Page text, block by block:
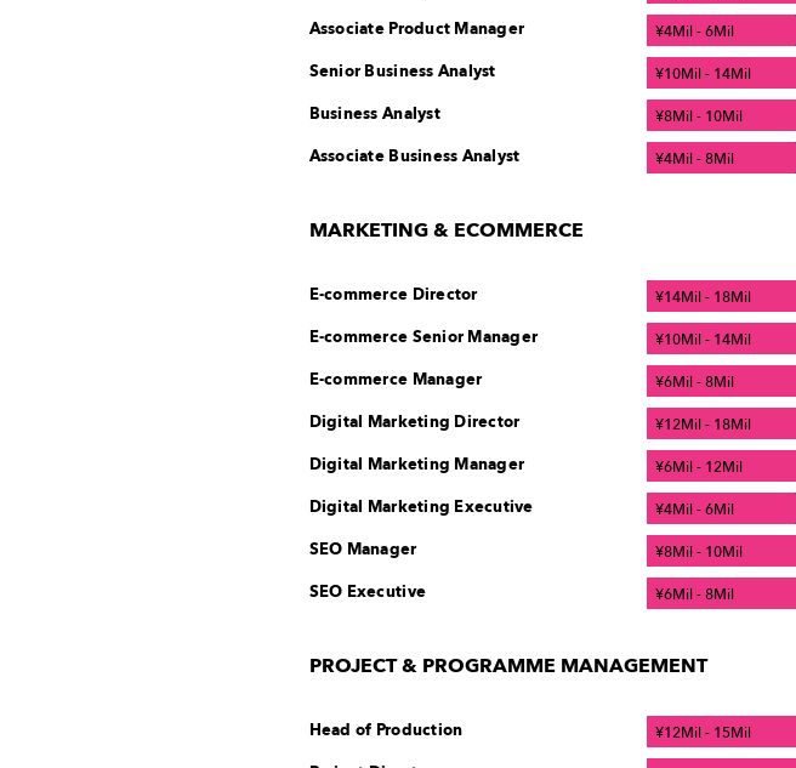
Associate Product Manager ¥4Mil - 6Mil
Senior Business Analyst ¥10Mil - 14Mil
Business Analyst ¥8Mil - 10Mil
Associate Business Analyst ¥4Mil - 8Mil
MARKETING & ECOMMERCE
E-commerce Director ¥14Mil - 18Mil
E-commerce Senior Manager ¥10Mil - 14Mil
E-commerce Manager ¥6Mil - 8Mil
Digital Marketing Director ¥12Mil - 18Mil
Digital Marketing Manager ¥6Mil - 12Mil
Digital Marketing Executive ¥4Mil - 6Mil
SEO Manager ¥8Mil - 10Mil
SEO Executive ¥6Mil - 8Mil
PROJECT & PROGRAMME MANAGEMENT
Head of Production ¥12Mil - 15Mil